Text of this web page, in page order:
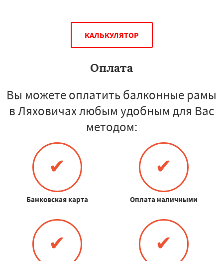
КАЛЬКУЛЯТОР
Оплата
Вы можете оплатить балконные рамы
в Ляховичах любым удобным для Вас
методом:
✔
Банковская карта
✔
Оплата наличными
✔ ✔